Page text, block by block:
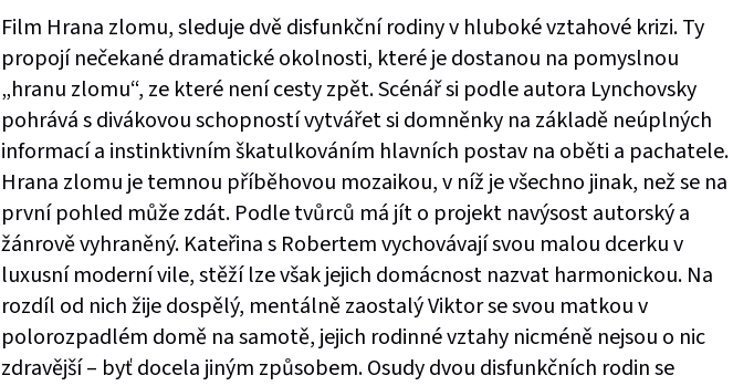
Film Hrana zlomu, sleduje dvě disfunkční rodiny v hluboké vztahové krizi. Ty
propojí nečekané dramatické okolnosti, které je dostanou na pomyslnou
„hranu zlomu“, ze které není cesty zpět. Scénář si podle autora Lynchovsky
pohrává s divákovou schopností vytvářet si domněnky na základě neúplných
informací a instinktivním škatulkováním hlavních postav na oběti a pachatele.
Hrana zlomu je temnou příběhovou mozaikou, v níž je všechno jinak, než se na
první pohled může zdát. Podle tvůrců má jít o projekt navýsost autorský a
žánrově vyhraněný. Kateřina s Robertem vychovávají svou malou dcerku v
luxusní moderní vile, stěží lze však jejich domácnost nazvat harmonickou. Na
rozdíl od nich žije dospělý, mentálně zaostalý Viktor se svou matkou v
polorozpadlém domě na samotě, jejich rodinné vztahy nicméně nejsou o nic
zdravější – byť docela jiným způsobem. Osudy dvou disfunkčních rodin se